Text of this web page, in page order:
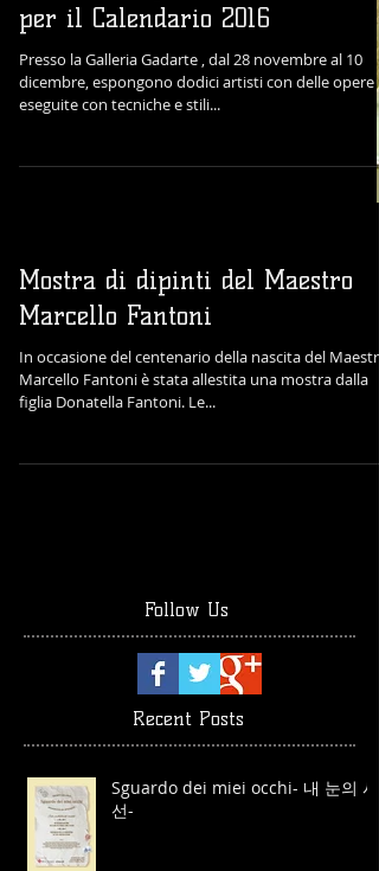
per il Calendario 2016
Presso la Galleria Gadarte , dal 28 novembre al 10
dicembre, espongono dodici artisti con delle opere
eseguite con tecniche e stili...
Mostra di dipinti del Maestro
Marcello Fantoni
In occasione del centenario della nascita del Maestro
Marcello Fantoni è stata allestita una mostra dalla
figlia Donatella Fantoni. Le...
Follow Us
Recent Posts
Sguardo dei miei occhi- 내 눈의 시
선-